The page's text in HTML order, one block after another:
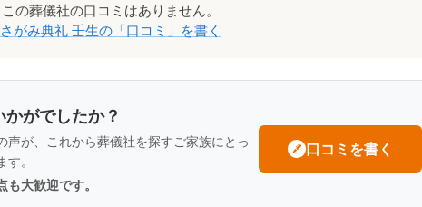
この葬儀社の口コミはありません。
さがみ典礼 壬生の「口コミ」を書く
がでしたか？
声が、これから葬儀社を探すご家族にとっ
。
大歓迎です。
口コミを書く